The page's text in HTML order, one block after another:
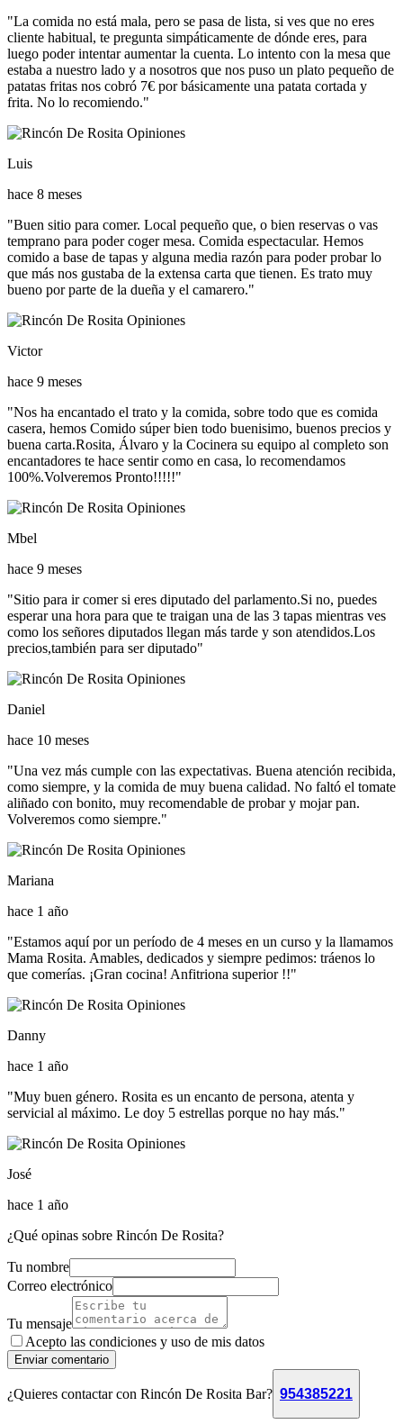
"La comida no está mala, pero se pasa de lista, si ves que no eres
cliente habitual, te pregunta simpáticamente de dónde eres, para
luego poder intentar aumentar la cuenta. Lo intento con la mesa que
estaba a nuestro lado y a nosotros que nos puso un plato pequeño de
patatas fritas nos cobró 7€ por básicamente una patata cortada y
frita. No lo recomiendo."
Luis
hace 8 meses
"Buen sitio para comer. Local pequeño que, o bien reservas o vas
temprano para poder coger mesa. Comida espectacular. Hemos
comido a base de tapas y alguna media razón para poder probar lo
que más nos gustaba de la extensa carta que tienen. Es trato muy
bueno por parte de la dueña y el camarero."
Victor
hace 9 meses
"Nos ha encantado el trato y la comida, sobre todo que es comida
casera, hemos Comido súper bien todo buenisimo, buenos precios y
buena carta.Rosita, Álvaro y la Cocinera su equipo al completo son
encantadores te hace sentir como en casa, lo recomendamos
100%.Volveremos Pronto!!!!!"
Mbel
hace 9 meses
"Sitio para ir comer si eres diputado del parlamento.Si no, puedes
esperar una hora para que te traigan una de las 3 tapas mientras ves
como los señores diputados llegan más tarde y son atendidos.Los
precios,también para ser diputado"
Daniel
hace 10 meses
"Una vez más cumple con las expectativas. Buena atención recibida,
como siempre, y la comida de muy buena calidad. No faltó el tomate
aliñado con bonito, muy recomendable de probar y mojar pan.
Volveremos como siempre."
Mariana
hace 1 año
"Estamos aquí por un período de 4 meses en un curso y la llamamos
Mama Rosita. Amables, dedicados y siempre pedimos: tráenos lo
que comerías. ¡Gran cocina! Anfitriona superior !!"
Danny
hace 1 año
"Muy buen género. Rosita es un encanto de persona, atenta y
servicial al máximo. Le doy 5 estrellas porque no hay más."
José
hace 1 año
¿Qué opinas sobre Rincón De Rosita?
Tu nombre
Correo electrónico
Tu mensaje
Acepto las condiciones y uso de mis datos
Enviar comentario
¿Quieres contactar con Rincón De Rosita Bar? 954385221